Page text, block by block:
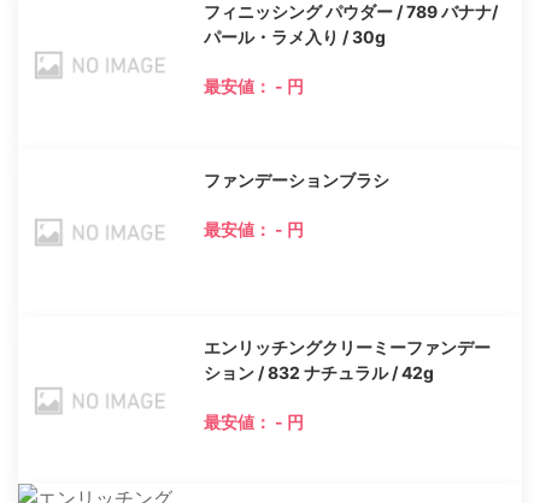
フィニッシング パウダー / 789 バナナ/
パール・ラメ入り / 30g
最安値： - 円
ファンデーションブラシ
最安値： - 円
エンリッチングクリーミーファンデー
ション / 832 ナチュラル / 42g
最安値： - 円